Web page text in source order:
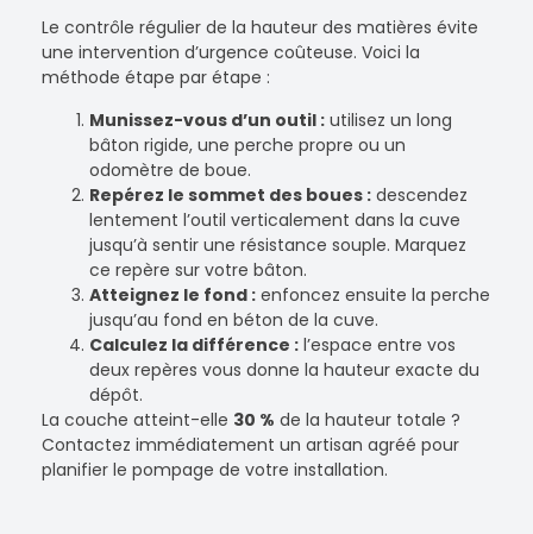
Le contrôle régulier de la hauteur des matières évite
une intervention d’urgence coûteuse. Voici la
méthode étape par étape :
Munissez-vous d’un outil : utilisez un long
bâton rigide, une perche propre ou un
odomètre de boue.
Repérez le sommet des boues : descendez
lentement l’outil verticalement dans la cuve
jusqu’à sentir une résistance souple. Marquez
ce repère sur votre bâton.
Atteignez le fond : enfoncez ensuite la perche
jusqu’au fond en béton de la cuve.
Calculez la différence : l’espace entre vos
deux repères vous donne la hauteur exacte du
dépôt.
La couche atteint-elle 30 % de la hauteur totale ?
Contactez immédiatement un artisan agréé pour
planifier le pompage de votre installation.